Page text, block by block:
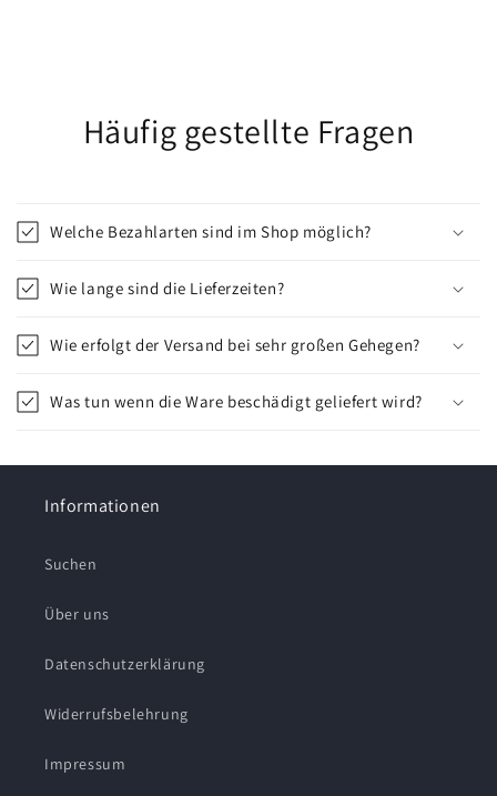
Häufig gestellte Fragen
Welche Bezahlarten sind im Shop möglich?
Wie lange sind die Lieferzeiten?
Wie erfolgt der Versand bei sehr großen Gehegen?
Was tun wenn die Ware beschädigt geliefert wird?
Informationen
Suchen
Über uns
Datenschutzerklärung
Widerrufsbelehrung
Impressum